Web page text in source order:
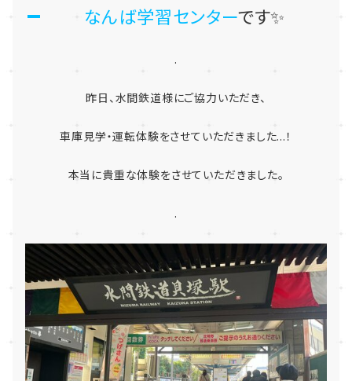
なんば学習センターです✨
.
昨日、水間鉄道様にご協力いただき、
車庫見学・運転体験をさせていただきました...！
本当に貴重な体験をさせていただきました。
.